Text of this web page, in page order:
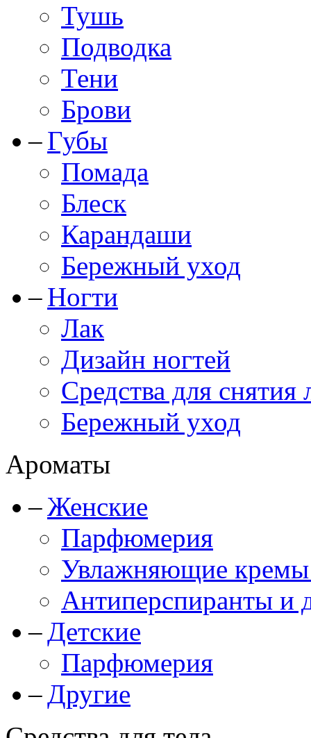
Тушь
Подводка
Тени
Брови
Губы
Помада
Блеск
Карандаши
Бережный уход
Ногти
Лак
Дизайн ногтей
Средства для снятия
Бережный уход
Ароматы
Женские
Парфюмерия
Увлажняющие кремы
Антиперспиранты и
Детские
Парфюмерия
Другие